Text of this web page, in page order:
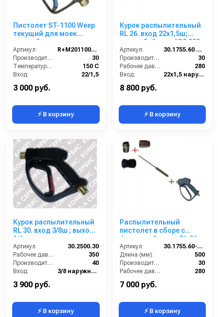
Пистолет ST-1100 Weep
текущий для моек
самообслуживания,
220bar, вход-3/8 вращ,
выход-1/4 внут. 50 шт. в
упаковке
Артикул:
R+M201100530
Производительность (л/мин):
30
Температура (°C):
150 С
Вход:
22/1,5
3 000 руб.
⚡ В корзину
Курок распылительный
RL 26. вход 22x1,5ш;
выход байонет ARS 350
Артикул:
30.1755.60 ARS350
Производительность (л/мин):
30
Рабочее давление (бар):
280
Вход:
22х1,5 наружняя резьба
8 800 руб.
⚡ В корзину
Курок распылительный
RL 30. вход 3/8ш ; выход
1/4г.
Артикул:
30.2500.30
Рабочее давление (бар):
350
Производительность (л/мин):
40
Вход:
3/8 наружняя резьба
3 900 руб.
⚡ В корзину
Распылительный
пистолет в сборе с
форсункой курок RL 26
М22х1,5ш 500 мм. нерж.
(Прямое)
Артикул:
30.1755.60-500 SS PA
Длина (мм):
500
Производительность (л/мин):
30
Рабочее давление (бар):
280
7 000 руб.
⚡ В корзину